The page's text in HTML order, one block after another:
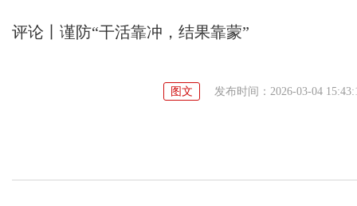
评论丨谨防“干活靠冲，结果靠蒙”
图文 发布时间：2026-03-04